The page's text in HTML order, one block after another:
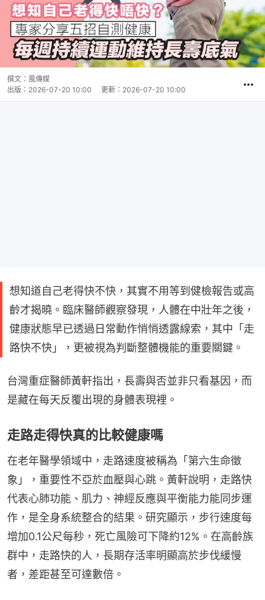
撰文： 風傳媒
出版： 2026-07-20 10:00 更新： 2026-07-20 10:00
想知道自己老得快不快，其實不用等到健檢報告或高
齡才揭曉。臨床醫師觀察發現，人體在中壯年之後，
健康狀態早已透過日常動作悄悄透露線索，其中「走
路快不快」，更被視為判斷整體機能的重要關鍵。
台灣重症醫師黃軒指出，長壽與否並非只看基因，而
是藏在每天反覆出現的身體表現裡。
走路走得快真的比較健康嗎
在老年醫學領域中，走路速度被稱為「第六生命徵
象」，重要性不亞於血壓與心跳。黃軒說明，走路快
代表心肺功能、肌力、神經反應與平衡能力能同步運
作，是全身系統整合的結果。研究顯示，步行速度每
增加0.1公尺每秒，死亡風險可下降約12%。在高齡族
群中，走路快的人，長期存活率明顯高於步伐緩慢
者，差距甚至可達數倍。